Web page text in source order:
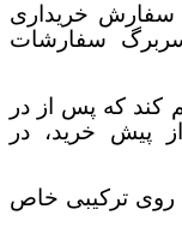
سفارش خریداری
سفارشات
کند که پس از در
خرید، در
روی ترکیبی خاص